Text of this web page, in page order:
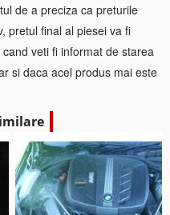
de a preciza ca preturile
pretul final al piesei va fi
veti fi informat de starea
si daca acel produs mai este